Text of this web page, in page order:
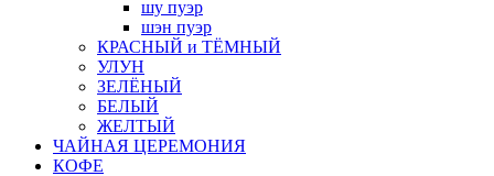
шу пуэр
шэн пуэр
КРАСНЫЙ и ТЁМНЫЙ
УЛУН
ЗЕЛЁНЫЙ
БЕЛЫЙ
ЖЕЛТЫЙ
ЧАЙНАЯ ЦЕРЕМОНИЯ
КОФЕ